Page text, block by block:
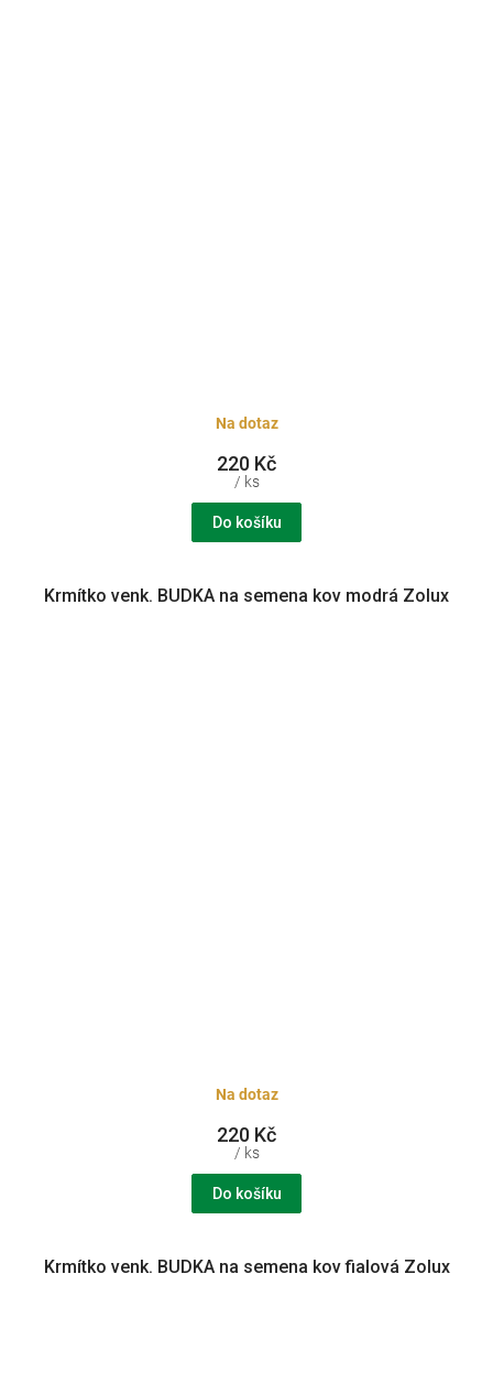
Na dotaz
220 Kč
/ ks
Do košíku
Krmítko venk. BUDKA na semena kov modrá Zolux
Na dotaz
220 Kč
/ ks
Do košíku
Krmítko venk. BUDKA na semena kov fialová Zolux